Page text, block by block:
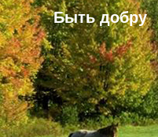
Быть добру